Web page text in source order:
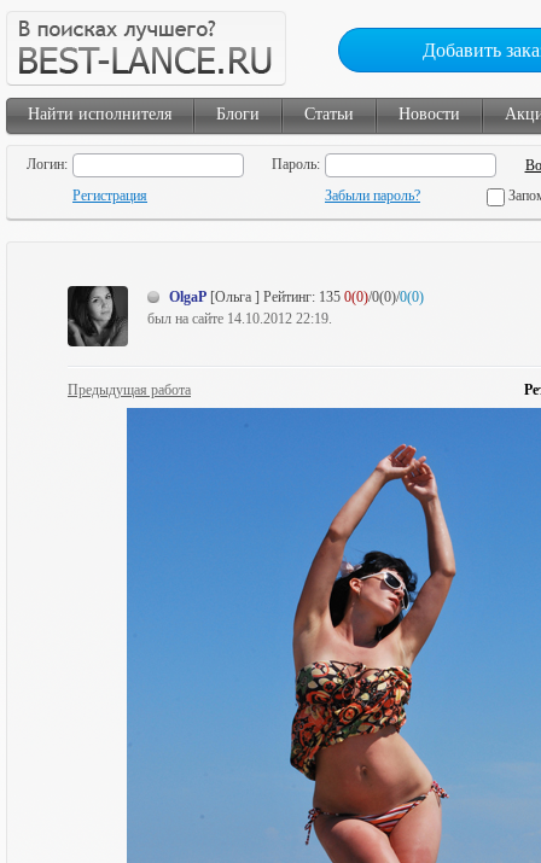
Добавить
Найти исполнителя Блоги Статьи Новости
Логин:
Пароль:
Регистрация
Забыли пароль?
OlgaP [Ольга ] Рейтинг: 135 0(0)/0(0)/0(0)
был на сайте 14.10.2012 22:19.
Предыдущая работа